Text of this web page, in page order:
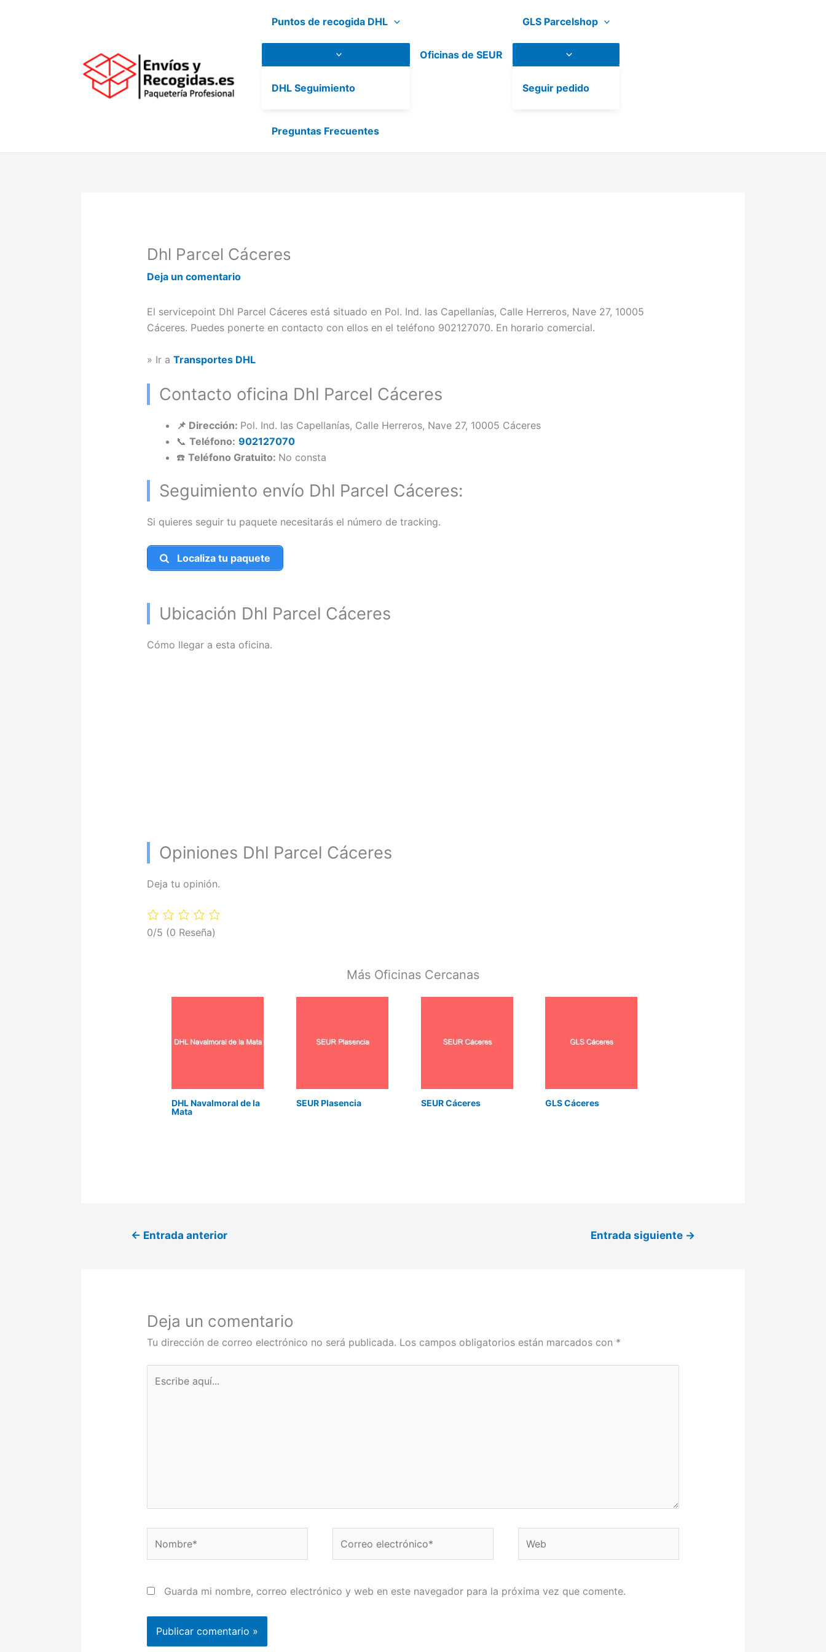
Puntos de recogida DHL
DHL Seguimiento
Oficinas de SEUR
GLS Parcelshop
Seguir pedido
Preguntas Frecuentes
Dhl Parcel Cáceres
Deja un comentario
El servicepoint Dhl Parcel Cáceres está situado en Pol. Ind. las Capellanías, Calle Herreros, Nave 27, 10005
Cáceres. Puedes ponerte en contacto con ellos en el teléfono 902127070. En horario comercial.
» Ir a Transportes DHL
Contacto oficina Dhl Parcel Cáceres
📌 Dirección: Pol. Ind. las Capellanías, Calle Herreros, Nave 27, 10005 Cáceres
📞 Teléfono: 902127070
☎️ Teléfono Gratuito: No consta
Seguimiento envío Dhl Parcel Cáceres:
Si quieres seguir tu paquete necesitarás el número de tracking.
Localiza tu paquete
Ubicación Dhl Parcel Cáceres
Cómo llegar a esta oficina.
Opiniones Dhl Parcel Cáceres
Deja tu opinión.
0/5 (0 Reseña)
Más Oficinas Cercanas
DHL Navalmoral de la
Mata
SEUR Plasencia SEUR Cáceres GLS Cáceres
← Entrada anterior Entrada siguiente →
Deja un comentario
Tu dirección de correo electrónico no será publicada. Los campos obligatorios están marcados con *
aquí...
electrónico*
Guarda mi nombre, correo electrónico y web en este navegador para la próxima vez que comente.